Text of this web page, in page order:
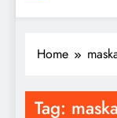
Home
Tag: